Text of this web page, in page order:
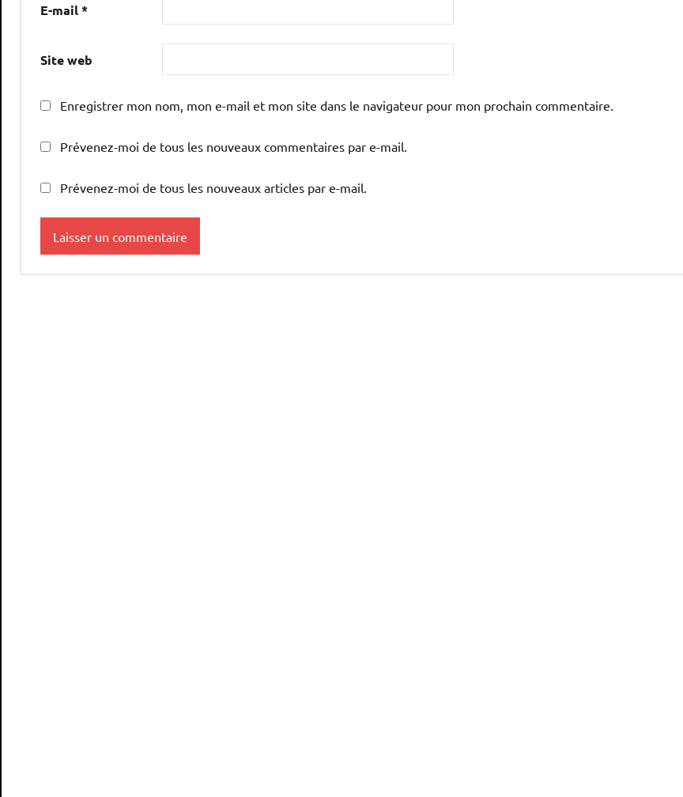
E-mail*
Site web
Enregistrer mon nom, mon e-mail et mon site dans le navigateur pour mon prochain commentaire.
Prévenez-moi de tous les nouveaux commentaires par e-mail.
Prévenez-moi de tous les nouveaux articles par e-mail.